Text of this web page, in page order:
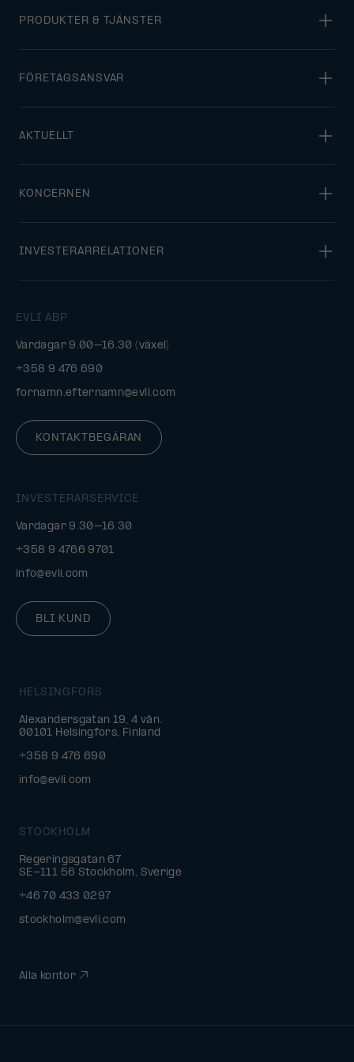
EVLI ABP
Vardagar 9.00–16.30 (växel)
+358 9 476 690
fornamn.efternamn@evli.com
KONTAKTBEGÄRAN
INVESTERARSERVICE
Vardagar 9.30–16.30
+358 9 4766 9701
info@evli.com
BLI KUND
PRODUKTER & TJÄNSTER
FÖRETAGSANSVAR
AKTUELLT
KONCERNEN
INVESTERARRELATIONER
HELSINGFORS
Alexandersgatan 19, 4 vån.
00101 Helsingfors, Finland
+358 9 476 690
info@evli.com
STOCKHOLM
Regeringsgatan 67
SE-111 56 Stockholm, Sverige
+46 70 433 0297
stockholm@evli.com
Alla kontor